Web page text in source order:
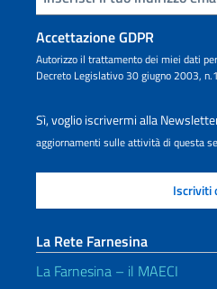
Accettazione GDPR
Autorizzo il trattamento dei miei dati
Decreto Legislativo 30 giugno 2003,
Sì, voglio iscrivermi alla
aggiornamenti sulle attività di questa
La Rete Farnesina
La Farnesina – il MAECI